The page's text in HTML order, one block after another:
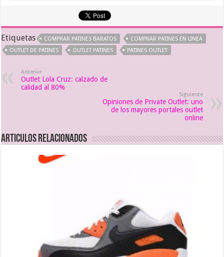
Etiquetas COMPRAR PATINES BARATOS
COMPRAR PATINES EN LINEA
OUTLET DE PATINES
OUTLET PATINES PATINES OUTLET
Anterior
Outlet Lola Cruz: calzado de
calidad al 80%
Siguiente
Opiniones de Private Outlet: uno
de los mayores portales outlet
online
Articulos relacionados